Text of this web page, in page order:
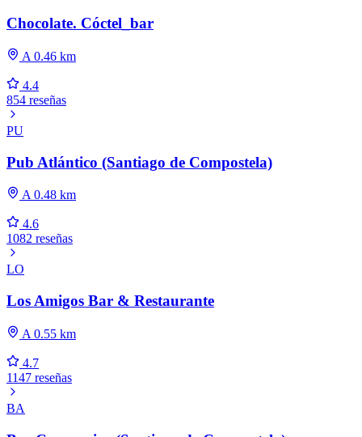
Chocolate. Cóctel_bar
A 0.46 km
4.4
854 reseñas
PU
Pub Atlántico (Santiago de Compostela)
A 0.48 km
4.6
1082 reseñas
LO
Los Amigos Bar & Restaurante
A 0.55 km
4.7
1147 reseñas
BA